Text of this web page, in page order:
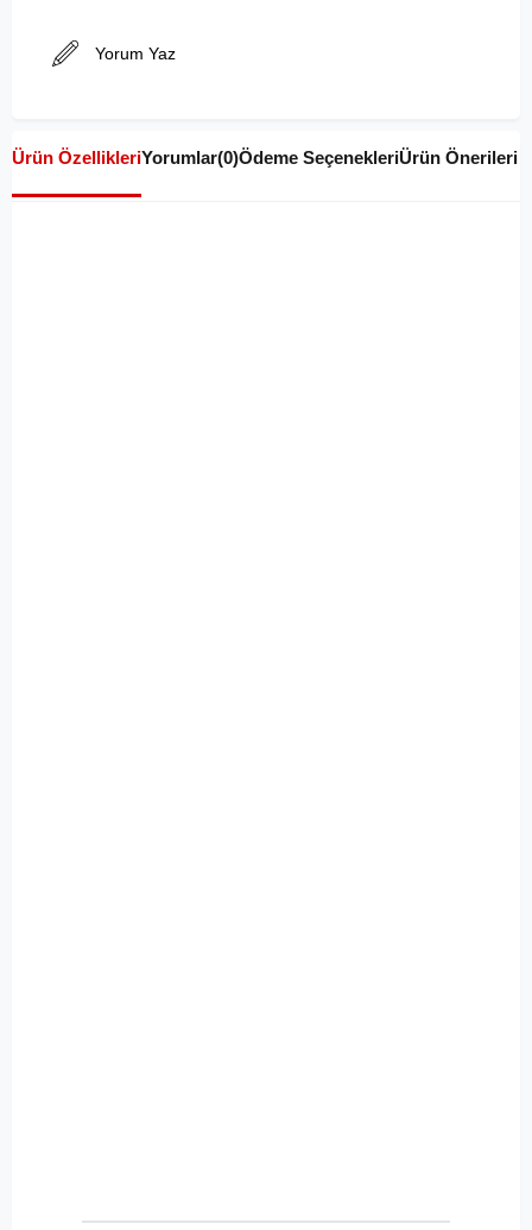
Yorum Yaz
Ürün ÖzellikleriYorumlar(0)Ödeme SeçenekleriÜrün Önerileri